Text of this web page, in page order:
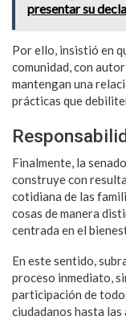
presentar su
Por ello, insistió en
comunidad, con
mantengan una
prácticas que
Finalmente, la
construye con
cotidiana de las
cosas de manera
centrada en el
En este sentido,
proceso inmediato,
participación de
ciudadanos hasta